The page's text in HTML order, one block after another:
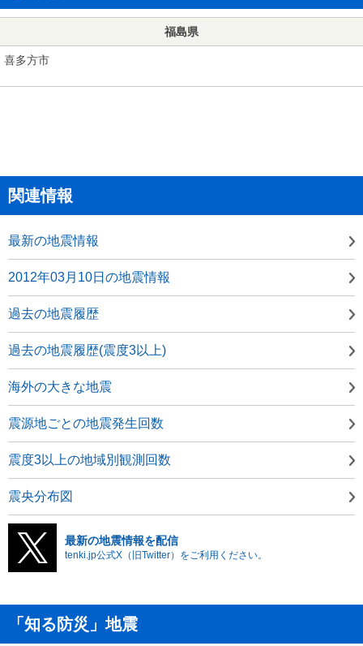
福島県
喜多方市
関連情報
最新の地震情報
2012年03月10日の地震情報
過去の地震履歴
過去の地震履歴(震度3以上)
海外の大きな地震
震源地ごとの地震発生回数
震度3以上の地域別観測回数
震央分布図
最新の地震情報を配信
tenki.jp公式X（旧Twitter）をご利用ください。
「知る防災」地震